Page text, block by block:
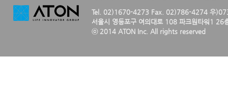
Tel. 02)1670-4273 Fax. 02)786-4274 우
서울시 영등포구 여의대로 108 파크원타워1 26
ⓒ 2014 ATON Inc. All rights reserved